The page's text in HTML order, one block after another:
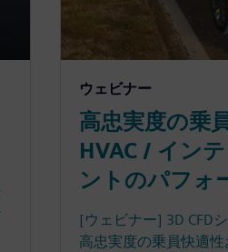
ウェビナー
高忠実度の乗
HVAC / イン
ントのパフォ
[ウェビナー] 3D CFD
高忠実度の乗員快適性